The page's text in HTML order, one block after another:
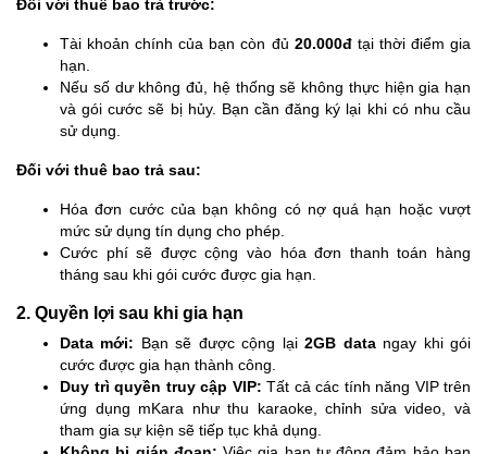
Đối với thuê bao trả trước:
Tài khoản chính của bạn còn đủ 20.000đtại thời điểm gia
hạn.
Nếu số dư không đủ, hệ thống sẽ không thực hiện gia hạn
và gói cước sẽ bị hủy. Bạn cần đăng ký lại khi có nhu cầu
sử dụng.
Đối với thuê bao trả sau:
Hóa đơn cước của bạn không có nợ quá hạn hoặc vượt
mức sử dụng tín dụng cho phép.
Cước phí sẽ được cộng vào hóa đơn thanh toán hàng
tháng sau khi gói cước được gia hạn.
2. Quyền lợi sau khi gia hạn
Data mới: Bạn sẽ được cộng lại2GB datangay khi gói
cước được gia hạn thành công.
Duy trì quyền truy cập VIP: Tất cả các tính năng VIP trên
ứng dụng mKara như thu karaoke, chỉnh sửa video, và
tham gia sự kiện sẽ tiếp tục khả dụng.